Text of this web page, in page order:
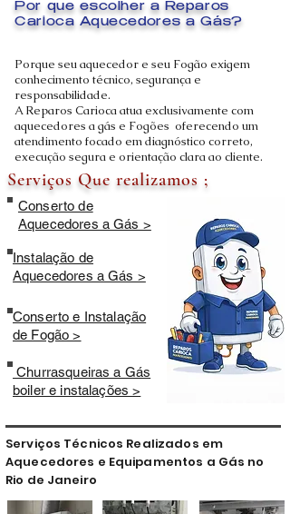
Porque seu aquecedor e seu Fogão exigem
conhecimento técnico, segurança e
responsabilidade.
A Reparos Carioca atua exclusivamente com
aquecedores a gás e Fogões oferecendo um
atendimento focado em diagnóstico correto,
execução segura e orientação clara ao cliente.
Por que escolher a Reparos
Carioca Aquecedores a Gás?
Serviços Que realizamos ;
Conserto de
Aquecedores a Gás >
Instalação de
Aquecedores a Gás >
Conserto e Instalação
de Fogão >
Churrasqueiras a Gás
boiler e instalações >
Serviços Técnicos Realizados em
Aquecedores e Equipamentos a Gás no
Rio de Janeiro